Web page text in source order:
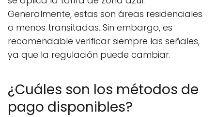
Generalmente, estas son áreas residenciales
o menos transitadas. Sin embargo, es
recomendable verificar siempre las señales,
ya que la regulación puede cambiar.
¿Cuáles son los métodos de
pago disponibles?